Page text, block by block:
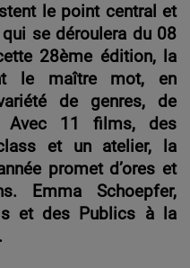
le point central et
se déroulera du 08
28ème édition, la
le maître mot, en
de genres, de
Avec 11 films, des
et un atelier, la
promet d’ores et
Emma Schoepfer,
et des Publics à la